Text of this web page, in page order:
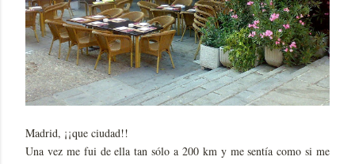
Madrid, ¡¡que ciudad!!
Una vez me fui de ella tan sólo a 200 km y me sentía como si me